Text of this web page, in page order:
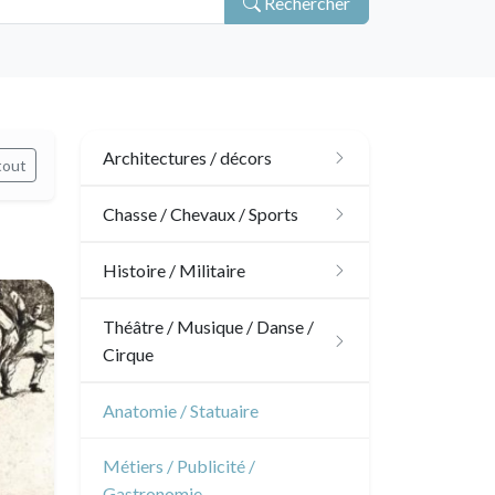
Architectures / décors
Architecture
Architecture d'intérieur
Chasse / Chevaux / Sports
Chasse
Sports
Histoire / Militaire
Militaire
Napoléon et Empire
Théâtre / Musique / Danse /
Cirque
Théâtre
Anatomie / Statuaire
Métiers / Publicité /